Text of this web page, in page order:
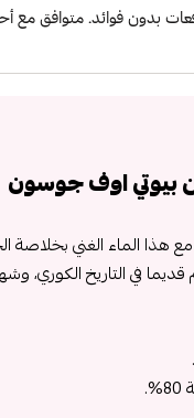
بيوتي اوف جوسون
مع هذا الماء الغني
في التاريخ الكوري،